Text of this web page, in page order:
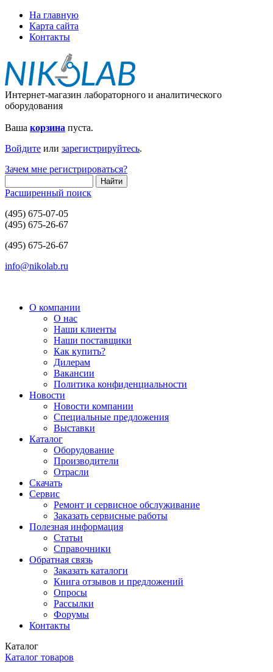
На главную
Карта сайта
Контакты
Интернет-магазин лабораторного и аналитического
оборудования
Ваша корзина пуста.
Войдите или зарегистрируйтесь.
Зачем мне регистрироваться?
Расширенный поиск
(495) 675-07-05
(495) 675-26-67
(495) 675-26-67
info@nikolab.ru
О компании
О нас
Наши клиенты
Наши поставщики
Как купить?
Дилерам
Вакансии
Политика конфиденциальности
Новости
Новости компании
Специальные предложения
Выставки
Каталог
Оборудование
Производители
Отрасли
Скачать
Сервис
Ремонт и сервисное обслуживание
Заказать сервисные работы
Полезная информация
Статьи
Справочники
Обратная связь
Заказать каталоги
Книга отзывов и предложений
Опросы
Рассылки
Форумы
Контакты
Каталог
Каталог товаров